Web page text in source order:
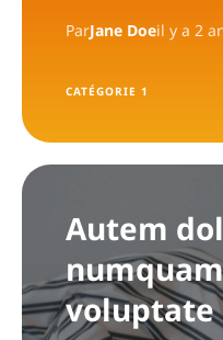
ParJane Doeil y a 2
CATÉGORIE 1
Autem
voluptate